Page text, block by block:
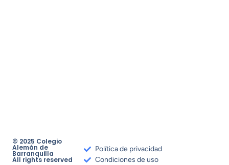
© 2025 Colegio
Alemán de
Barranquilla
All rights reserved
Política de privacidad
Condiciones de uso